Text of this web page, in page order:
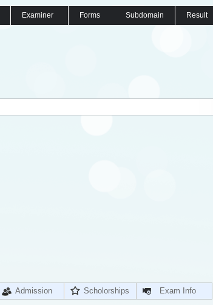
Examiner Forms Subdomain Result
Admission Scholorships Exam Info